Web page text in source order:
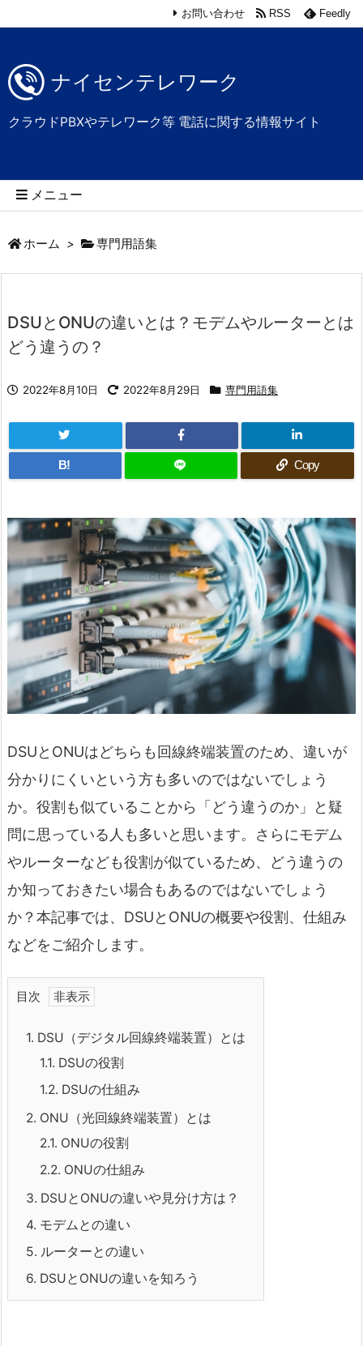
ナイセンテレワーク
クラウドPBXやテレワーク等 電話に関する情報サイト
メニュー
お問い合わせ RSS Feedly
ホーム > 専門用語集
DSUとONUの違いとは？モデムやルーターとは
どう違うの？
2022年8月10日 2022年8月29日 専門用語集
B! Copy
DSUとONUはどちらも回線終端装置のため、違いが
分かりにくいという方も多いのではないでしょう
か。役割も似ていることから「どう違うのか」と疑
問に思っている人も多いと思います。さらにモデム
やルーターなども役割が似ているため、どう違うの
か知っておきたい場合もあるのではないでしょう
か？本記事では、DSUとONUの概要や役割、仕組み
などをご紹介します。
目次
1. DSU（デジタル回線終端装置）とは
1.1. DSUの役割
1.2. DSUの仕組み
2. ONU（光回線終端装置）とは
2.1. ONUの役割
2.2. ONUの仕組み
3. DSUとONUの違いや見分け方は？
4. モデムとの違い
5. ルーターとの違い
6. DSUとONUの違いを知ろう